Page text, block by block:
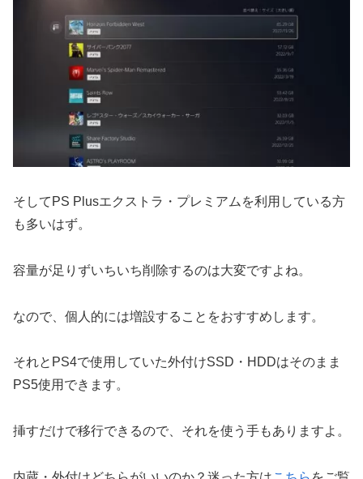
そしてPS Plusエクストラ・プレミアムを利用している方
も多いはず。
容量が足りずいちいち削除するのは大変ですよね。
なので、個人的には増設することをおすすめします。
それとPS4で使用していた外付けSSD・HDDはそのまま
PS5使用できます。
挿すだけで移行できるので、それを使う手もありますよ。